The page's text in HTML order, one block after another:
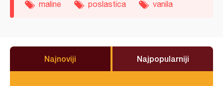
maline poslastica vanila
Najnoviji Najpopularniji